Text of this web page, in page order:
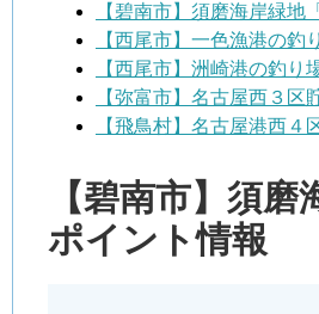
【碧南市】須磨海岸緑
【西尾市】一色漁港の釣
【西尾市】洲崎港の釣り
【弥富市】名古屋西３区
【飛鳥村】名古屋港西
【碧南市】須
ポイント情報